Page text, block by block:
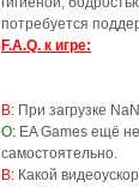
потребуется
F.A.Q. к игре:
В: При загрузке
О: EA Games ещё
самостоятельно.
В: Какой